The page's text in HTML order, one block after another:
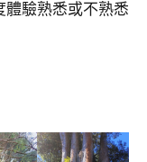
體驗熟悉或不熟悉